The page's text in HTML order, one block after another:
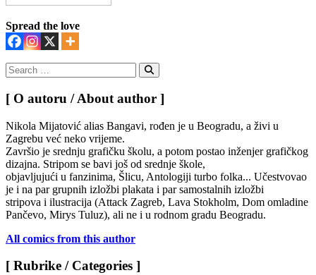
Spread the love
Search
for:
Search
[ O autoru / About author ]
Nikola Mijatović alias Bangavi, rođen je u Beogradu, a živi u
Zagrebu već neko vrijeme.
Završio je srednju grafičku školu, a potom postao inženjer grafičkog
dizajna. Stripom se bavi još od srednje škole,
objavljujući u fanzinima, Šlicu, Antologiji turbo folka... Učestvovao
je i na par grupnih izložbi plakata i par samostalnih izložbi
stripova i ilustracija (Attack Zagreb, Lava Stokholm, Dom omladine
Pančevo, Mirys Tuluz), ali ne i u rodnom gradu Beogradu.
All comics from this author
[ Rubrike / Categories ]